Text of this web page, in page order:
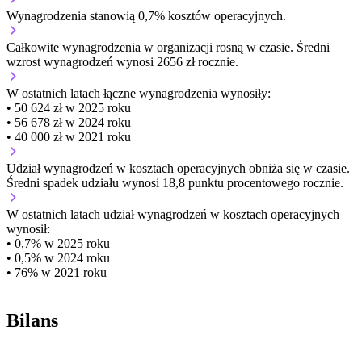
Wynagrodzenia stanowią 0,7% kosztów operacyjnych.
Całkowite wynagrodzenia w organizacji rosną w czasie. Średni
wzrost wynagrodzeń wynosi 2656 zł rocznie.
W ostatnich latach łączne wynagrodzenia wynosiły:
• 50 624 zł w 2025 roku
• 56 678 zł w 2024 roku
• 40 000 zł w 2021 roku
Udział wynagrodzeń w kosztach operacyjnych obniża się w czasie.
Średni spadek udziału wynosi 18,8 punktu procentowego rocznie.
W ostatnich latach udział wynagrodzeń w kosztach operacyjnych
wynosił:
• 0,7% w 2025 roku
• 0,5% w 2024 roku
• 76% w 2021 roku
Bilans